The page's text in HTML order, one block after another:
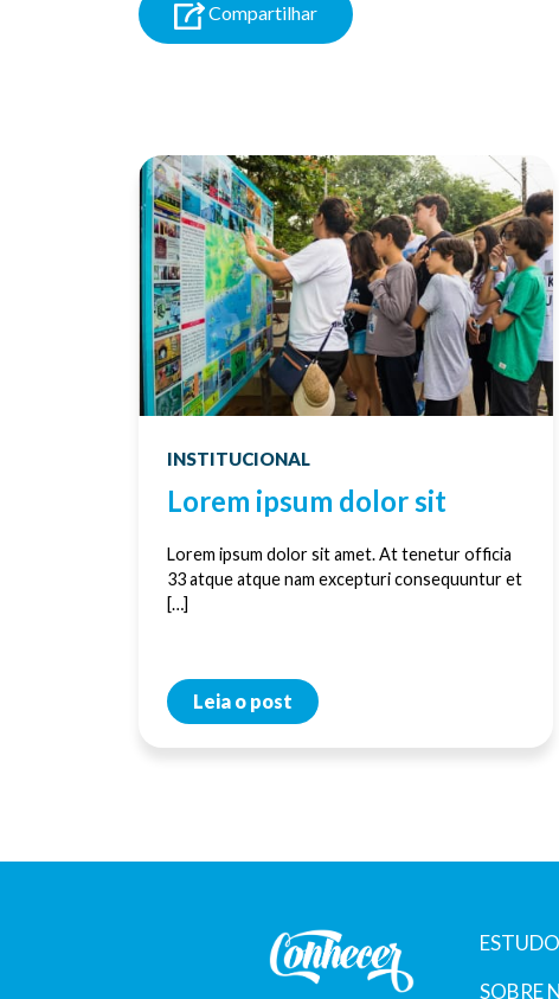
Compartilhar
INSTITUCIONAL
Lorem ipsum dolor sit
Lorem ipsum dolor sit amet. At tenetur officia
33 atque atque nam excepturi consequuntur et
[…]
Leia o post
SOBRE